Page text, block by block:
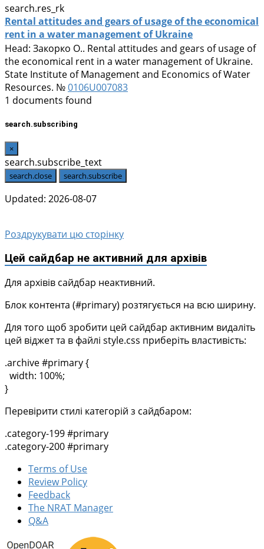
search.res_rk
Rental attitudes and gears of usage of the economical
rent in a water management of Ukraine
Head: Закорко О.. Rental attitudes and gears of usage of
the economical rent in a water management of Ukraine.
State Institute of Management and Economics of Water
Resources. №0106U007083
1 documents found
search.subscribing
×
search.subscribe_text
search.close search.subscribe
Updated: 2026-08-07
Роздрукувати цю сторінку
Цей сайдбар не активний для архівів
Для архівів сайдбар неактивний.
Блок контента (#primary) розтягується на всю ширину.
Для того щоб зробити цей сайдбар активним видаліть
цей віджет та в файлі style.css приберіть властивість:
.archive #primary {
width: 100%;
}
Перевірити стилі категорій з сайдбаром:
.category-199 #primary
.category-200 #primary
Terms of Use
Review Policy
Feedback
The NRAT Manager
Q&A